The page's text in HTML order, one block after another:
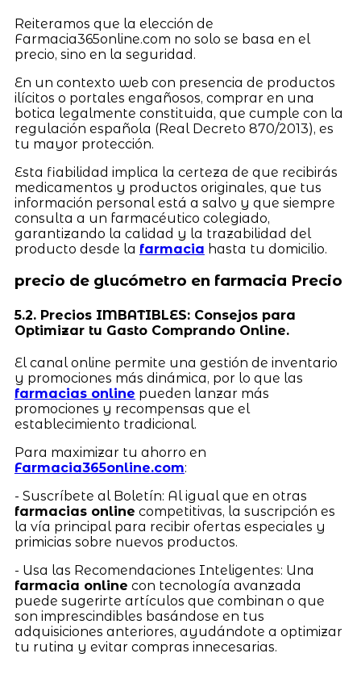
Reiteramos que la elección de
Farmacia365online.com no solo se basa en el
precio, sino en la seguridad.
En un contexto web con presencia de productos
ilícitos o portales engañosos, comprar en una
botica legalmente constituida, que cumple con la
regulación española (Real Decreto 870/2013), es
tu mayor protección.
Esta fiabilidad implica la certeza de que recibirás
medicamentos y productos originales, que tus
información personal está a salvo y que siempre
consulta a un farmacéutico colegiado,
garantizando la calidad y la trazabilidad del
producto desde la farmacia hasta tu domicilio.
precio de glucómetro en farmacia Precio
5.2. Precios IMBATIBLES: Consejos para
Optimizar tu Gasto Comprando Online.
El canal online permite una gestión de inventario
y promociones más dinámica, por lo que las
farmacias online pueden lanzar más
promociones y recompensas que el
establecimiento tradicional.
Para maximizar tu ahorro en
Farmacia365online.com:
- Suscríbete al Boletín: Al igual que en otras
farmacias online competitivas, la suscripción es
la vía principal para recibir ofertas especiales y
primicias sobre nuevos productos.
- Usa las Recomendaciones Inteligentes: Una
farmacia online con tecnología avanzada
puede sugerirte artículos que combinan o que
son imprescindibles basándose en tus
adquisiciones anteriores, ayudándote a optimizar
tu rutina y evitar compras innecesarias.